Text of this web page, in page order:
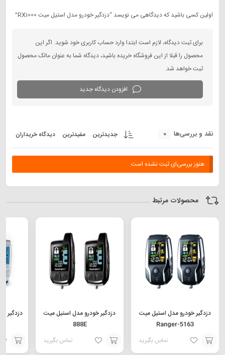
اولین کسی باشید که دیدگاهی می نویسد “دزدگیر خودرو مدل استیل میت RX1000”
برای ثبت دیدگاه، لازم است ابتدا وارد حساب کاربری خود شوید. اگر این
محصول را قبلا از این فروشگاه خریده باشید، دیدگاه شما به عنوان مالک محصول
ثبت خواهد شد.
افزودن دیدگاه جدید
نقد و بررسی‌ها 0 جدیدترین مفیدترین دیدگاه خریداران
هنوز بررسی‌ای ثبت نشده است.
محصولات مرتبط
دزدگیر خودرو مدل استیل میت
Ranger-5163
تماس بگیرید
دزدگیر خودرو مدل استیل میت
888E
تماس بگیرید
دزدگیر